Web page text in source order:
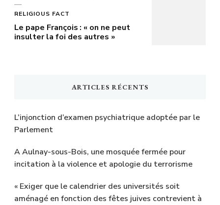
RELIGIOUS FACT
Le pape François : « on ne peut
insulter la foi des autres »
ARTICLES RÉCENTS
L’injonction d’examen psychiatrique adoptée par le
Parlement
A Aulnay-sous-Bois, une mosquée fermée pour
incitation à la violence et apologie du terrorisme
« Exiger que le calendrier des universités soit
aménagé en fonction des fêtes juives contrevient à